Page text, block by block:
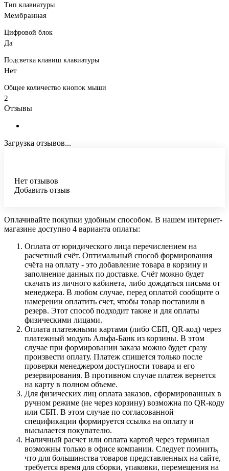
Тип клавиатуры
Мембранная
Цифровой блок
Да
Подсветка клавиш клавиатуры
Нет
Общее количество кнопок мыши
2
Отзывы
Загрузка отзывов...
Нет отзывов
Добавить отзыв
Оплачивайте покупки удобным способом. В нашем интернет-
магазине доступно 4 варианта оплаты:
Оплата от юридического лица перечислением на
расчетный счёт. Оптимальный способ формирования
счёта на оплату - это добавление товара в корзину и
заполнение данных по доставке. Счёт можно будет
скачать из личного кабинета, либо дождаться письма от
менеджера. В любом случае, перед оплатой сообщите о
намерении оплатить счет, чтобы товар поставили в
резерв. Этот способ подходит также и для оплаты
физическими лицами.
Оплата платежными картами (либо СБП, QR-код) через
платежный модуль Альфа-Банк из корзины. В этом
случае при формировании заказа можно будет сразу
произвести оплату. Платеж спишется только после
проверки менеджером доступности товара и его
резервирования. В противном случае платеж вернется
на карту в полном объеме.
Для физических лиц оплата заказов, сформированных в
ручном режиме (не через корзину) возможна по QR-коду
или СБП. В этом случае по согласованной
спецификации формируется ссылка на оплату и
высылается покупателю.
Наличный расчет или оплата картой через терминал
возможны только в офисе компании. Следует помнить,
что для большинства товаров представленных на сайте,
требуется время для сборки, упаковки, перемещения на